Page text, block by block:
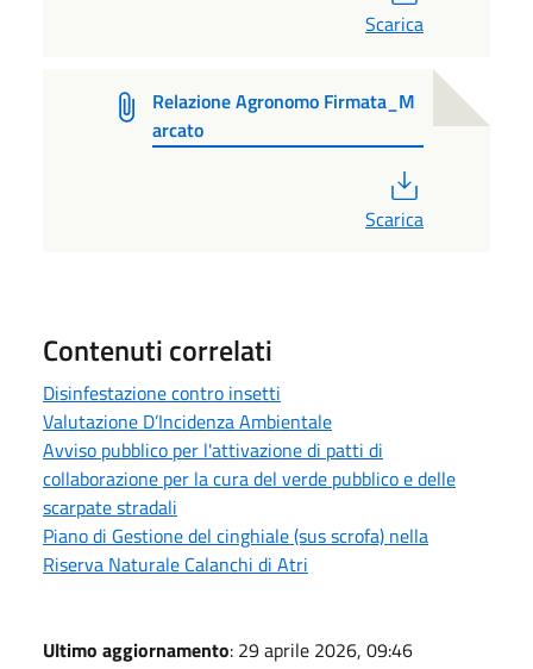
Scarica
Relazione Agronomo Firmata_M
arcato
Scarica
Contenuti correlati
Disinfestazione contro insetti
Valutazione D’Incidenza Ambientale
Avviso pubblico per l'attivazione di patti di
collaborazione per la cura del verde pubblico e delle
scarpate stradali
Piano di Gestione del cinghiale (sus scrofa) nella
Riserva Naturale Calanchi di Atri
Ultimo aggiornamento: 29 aprile 2026, 09:46